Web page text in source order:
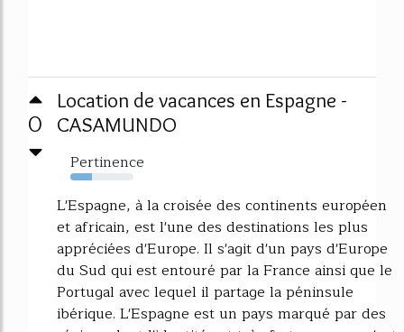
0
Location de vacances en Espagne -
CASAMUNDO
Pertinence
34%
L'Espagne, à la croisée des continents européen
et africain, est l'une des destinations les plus
appréciées d'Europe. Il s'agit d'un pays d'Europe
du Sud qui est entouré par la France ainsi que le
Portugal avec lequel il partage la péninsule
ibérique. L'Espagne est un pays marqué par des